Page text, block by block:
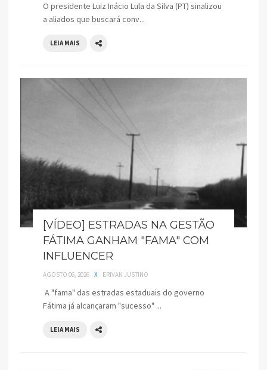
O presidente Luiz Inácio Lula da Silva (PT) sinalizou
a aliados que buscará conv...
LEIA MAIS
[VÍDEO] ESTRADAS NA GESTÃO
FÁTIMA GANHAM "FAMA" COM
INFLUENCER
AGOSTO 06, 2026 X ERIVAN JUSTINO
A "fama" das estradas estaduais do governo
Fátima já alcançaram "sucesso" ...
LEIA MAIS